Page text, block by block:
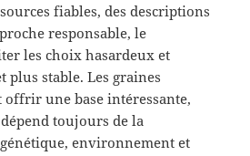
fiables, des descriptions
responsable, le
les choix hasardeux et
stable. Les graines
offrir une base intéressante,
toujours de la
environnement et